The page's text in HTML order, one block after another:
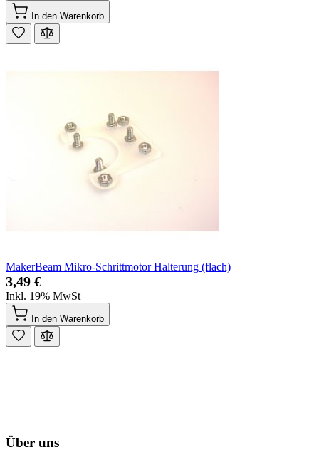
In den Warenkorb
MakerBeam Mikro-Schrittmotor Halterung (flach)
3,49 €
Inkl. 19% MwSt
In den Warenkorb
Über uns